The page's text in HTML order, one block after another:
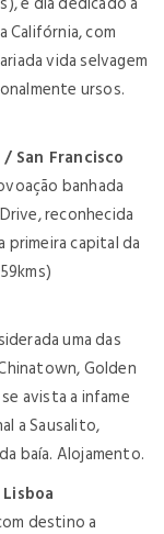
com
vida selvagem
ursos.
San Francisco
banhada
reconhecida
capital da
uma das
Golden
avista a infame
a Sausalito,
baía. Alojamento.
destino a